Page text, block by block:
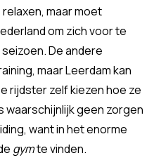
maar moet
om zich voor te
De andere
maar Leerdam kan
rijdster zelf kiezen hoe ze
waarschijnlijk geen zorgen
want in het enorme
gymte vinden.